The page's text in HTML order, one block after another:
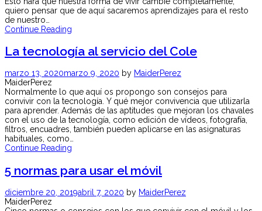
quiero pensar que de aquí sacaremos aprendizajes para el resto
de nuestro…
Continue Reading
La tecnología al servicio del Cole
marzo 13, 2020marzo 9, 2020 by MaiderPerez
MaiderPerez
Normalmente lo que aquí os propongo son consejos para
convivir con la tecnología. Y qué mejor convivencia que utilizarla
para aprender. Además de las aptitudes que mejoran los chavales
con el uso de la tecnología, como edición de vídeos, fotografía,
filtros, encuadres, también pueden aplicarse en las asignaturas
habituales, como…
Continue Reading
5 normas para usar el móvil
diciembre 20, 2019abril 7, 2020 by MaiderPerez
MaiderPerez